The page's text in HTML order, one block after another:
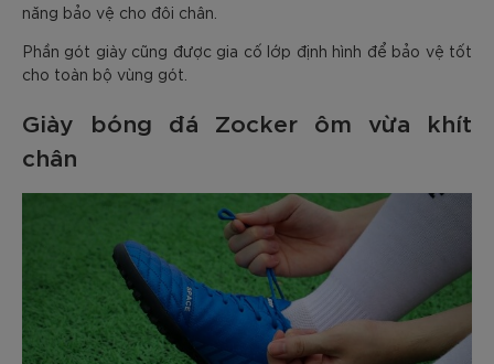
năng bảo vệ cho đôi chân.
Phần gót giày cũng được gia cố lớp định hình để bảo vệ tốt
cho toàn bộ vùng gót.
Giày bóng đá Zocker ôm vừa khít
chân